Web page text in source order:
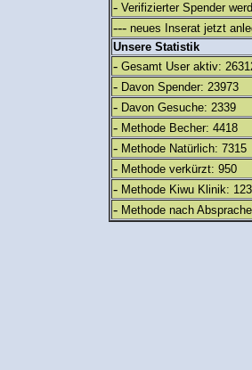
- Verifizierter Spender
--- neues Inserat jetzt
Unsere Statistik
- Gesamt User aktiv:
- Davon Spender: 23973
- Davon Gesuche: 2339
- Methode Becher: 4418
- Methode Natürlich: 7315
- Methode verkürzt: 950
- Methode Kiwu Klinik: 123
- Methode nach